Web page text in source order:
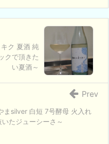
ク 夏酒 純
クで頂きた
い夏酒～
まsilver 白短 7号酵母 火入れ
いたジューシーさ～
Prev